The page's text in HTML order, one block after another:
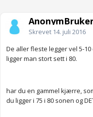
Skrevet 14. juli 2016
De aller fleste legger vel 5-
ligger man stort sett i 80.
har du en gammel kjærre,
du ligger i 75 i 80 sonen og